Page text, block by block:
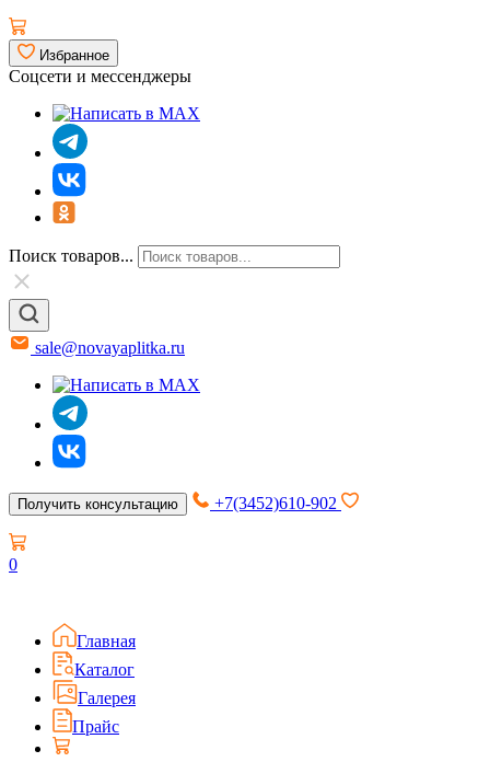
Избранное
Соцсети и мессенджеры
Поиск товаров...
sale@novayaplitka.ru
Получить консультацию +7(3452)610-902
0
Главная
Каталог
Галерея
Прайс